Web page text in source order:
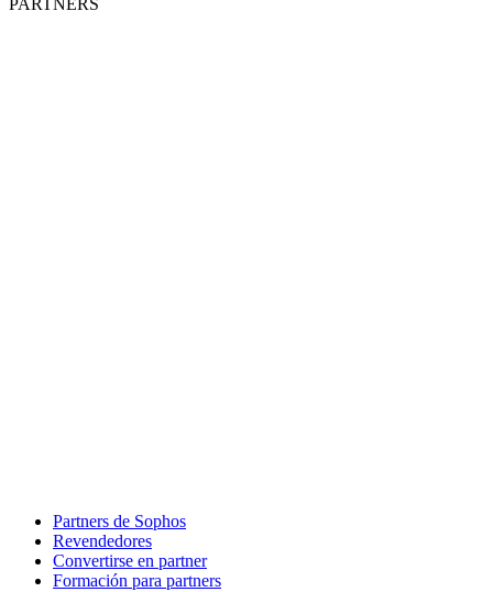
PARTNERS
Partners de Sophos
Revendedores
Convertirse en partner
Formación para partners